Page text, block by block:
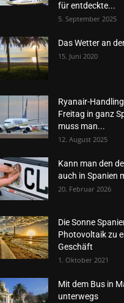
für entdeckte...
5. September 2025
Das Wetter an
15. Juni 2020
Ryanair-
Freitag in ganz
muss man...
12. August 2025
Kann man den
auch in Spanien
20. Februar 2026
Die Sonne
Photovoltaik zu
Geschäft
1. Oktober 2021
Mit dem Bus in
unterwegs